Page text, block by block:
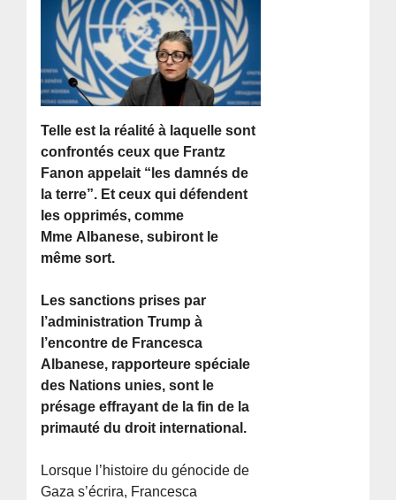
Telle est la réalité à laquelle sont
confrontés ceux que Frantz
Fanon appelait “les damnés de
la terre”. Et ceux qui défendent
les opprimés, comme
Mme Albanese, subiront le
même sort.
Les sanctions prises par
l’administration Trump à
l’encontre de Francesca
Albanese, rapporteure spéciale
des Nations unies, sont le
présage effrayant de la fin de la
primauté du droit international.
Lorsque l’histoire du génocide de
Gaza s’écrira, Francesca